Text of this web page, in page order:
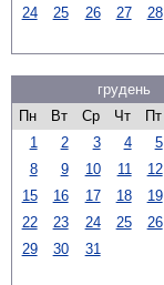
24
25 26 27 28
грудень
Пн
Вт Ср Чт Пт
1
2 3 4 5
8
9 10 11 12
15
16 17 18 19
22
23 24 25 26
29
30 31